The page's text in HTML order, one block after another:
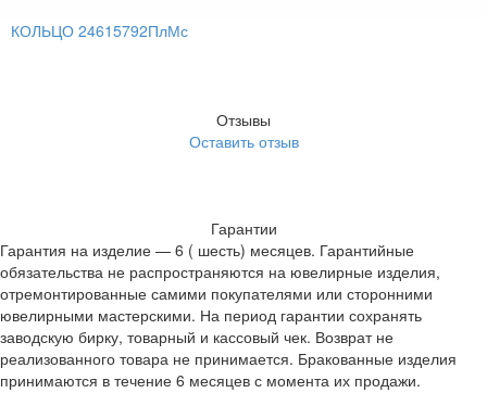
КОЛЬЦО 24615792ПлМс
Отзывы
Оставить отзыв
Гарантии
Гарантия на изделие — 6 ( шесть) месяцев. Гарантийные
обязательства не распространяются на ювелирные изделия,
отремонтированные самими покупателями или сторонними
ювелирными мастерскими. На период гарантии сохранять
заводскую бирку, товарный и кассовый чек. Возврат не
реализованного товара не принимается. Бракованные изделия
принимаются в течение 6 месяцев с момента их продажи.